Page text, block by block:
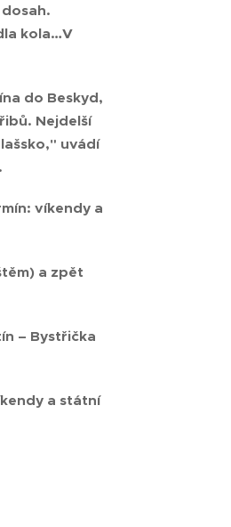
kola…V
do Beskyd,
Nejdelší
uvádí
víkendy a
a zpět
– Bystřička
a státní